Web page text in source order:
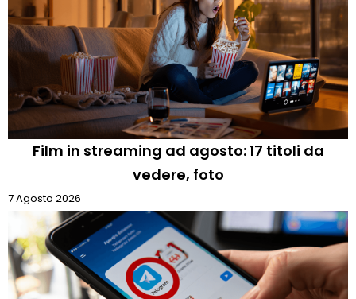
Film in streaming ad agosto: 17 titoli da
vedere, foto
7 Agosto 2026